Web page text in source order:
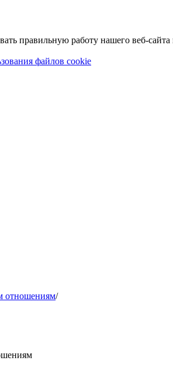
правильную работу нашего веб-сайта
файлов cookie
отношениям/